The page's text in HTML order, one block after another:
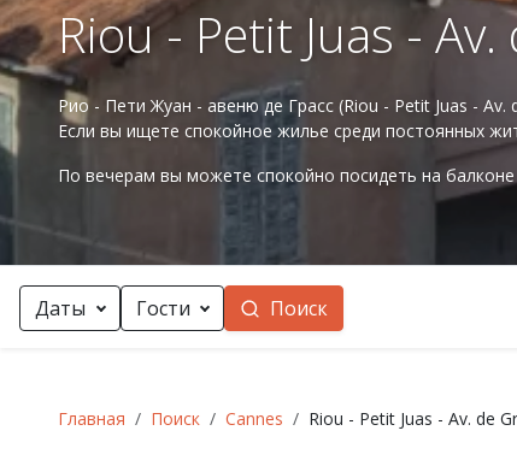
Riou - Petit Juas -
Рио - Пети Жуан - авеню де Грасс (Riou - Petit Juas -
Если вы ищете спокойное жилье среди постоянных
По вечерам вы можете спокойно посидеть на
Даты Гости Поиск
Главная Поиск Cannes Riou - Petit Juas - Av. de